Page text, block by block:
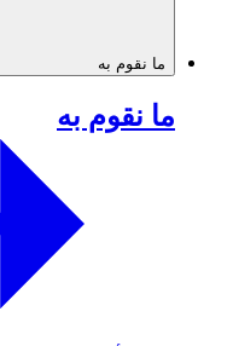
ما نقوم به
ما نقوم به